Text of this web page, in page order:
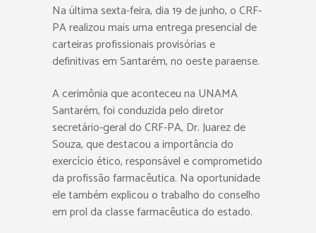
Na última sexta-feira, dia 19 de junho, o CRF-
PA realizou mais uma entrega presencial de
carteiras profissionais provisórias e
definitivas em Santarém, no oeste paraense.
A cerimônia que aconteceu na UNAMA
Santarém, foi conduzida pelo diretor
secretário-geral do CRF-PA, Dr. Juarez de
Souza, que destacou a importância do
exercício ético, responsável e comprometido
da profissão farmacêutica. Na oportunidade
ele também explicou o trabalho do conselho
em prol da classe farmacêutica do estado.